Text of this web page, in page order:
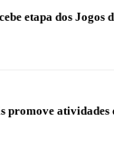
etapa dos Jogos
promove atividades